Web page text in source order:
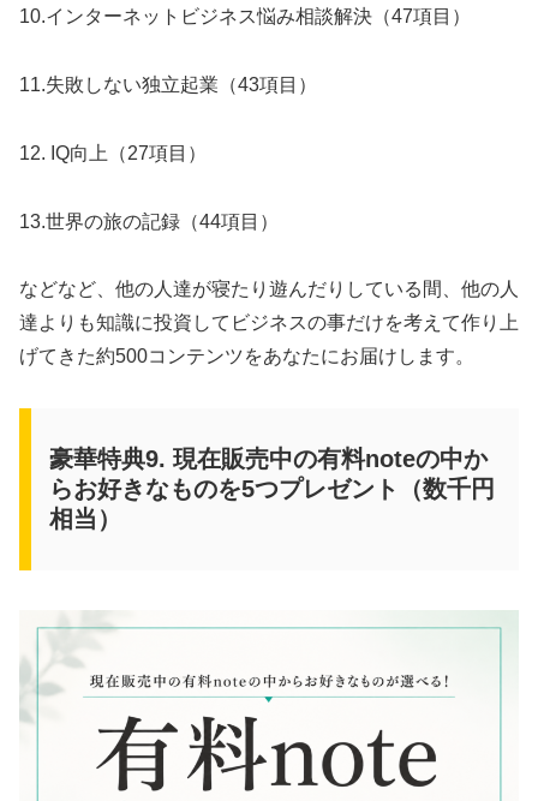
10.インターネットビジネス悩み相談解決（47項目）
11.失敗しない独立起業（43項目）
12. IQ向上（27項目）
13.世界の旅の記録（44項目）
などなど、他の人達が寝たり遊んだりしている間、他の人
達よりも知識に投資してビジネスの事だけを考えて作り上
げてきた約500コンテンツをあなたにお届けします。
豪華特典9. 現在販売中の有料noteの中か
らお好きなものを5つプレゼント（数千円
相当）